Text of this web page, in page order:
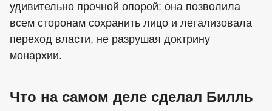
удивительно прочной опорой: она позволила
всем сторонам сохранить лицо и легализовала
переход власти, не разрушая доктрину
монархии.
Что на самом деле сделал Билль